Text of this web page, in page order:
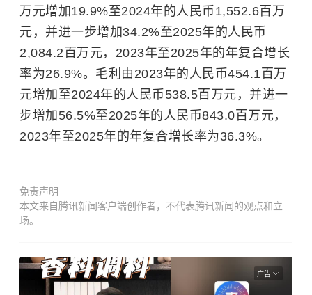
万元增加19.9%至2024年的人民币1,552.6百万
元，并进一步增加34.2%至2025年的人民币
2,084.2百万元，2023年至2025年的年复合增长
率为26.9%。毛利由2023年的人民币454.1百万
元增加至2024年的人民币538.5百万元，并进一
步增加56.5%至2025年的人民币843.0百万元，
2023年至2025年的年复合增长率为36.3%。
免责声明
本文来自腾讯新闻客户端创作者，不代表腾讯新闻的观点和立
场。
广告